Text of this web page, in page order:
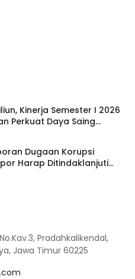
Kinerja Semester I 2026
Perkuat Daya Saing
Dugaan Korupsi
Harap Ditindaklanjuti
Pradahkalikendal,
Jawa Timur 60225